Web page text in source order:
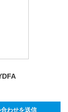
わせを送信